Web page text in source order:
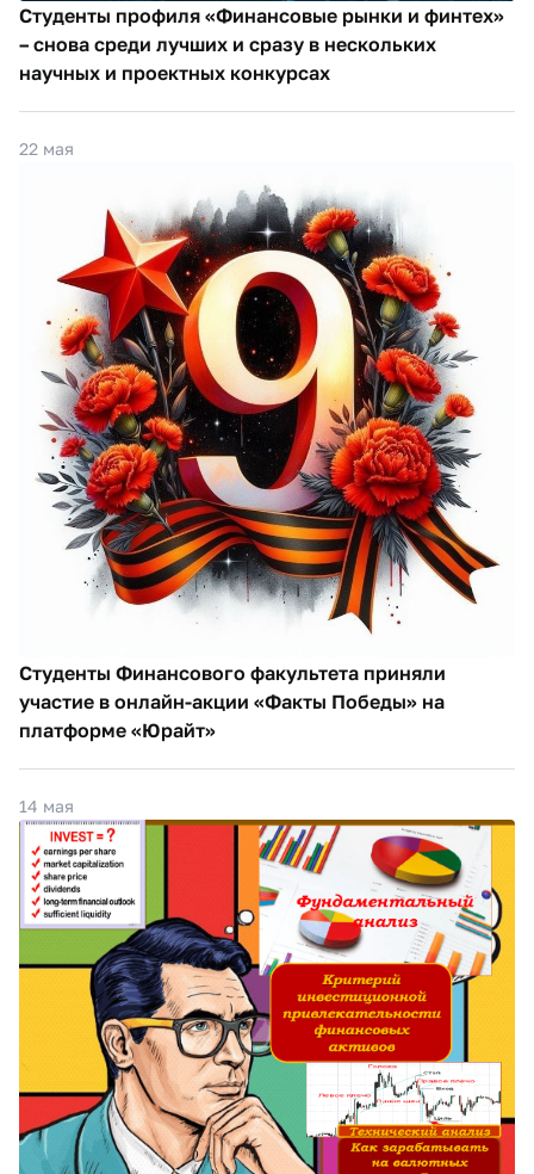
Студенты профиля «Финансовые рынки и финтех»
– снова среди лучших и сразу в нескольких
научных и проектных конкурсах
22 мая
Студенты Финансового факультета приняли
участие в онлайн-акции «Факты Победы» на
платформе «Юрайт»
14 мая